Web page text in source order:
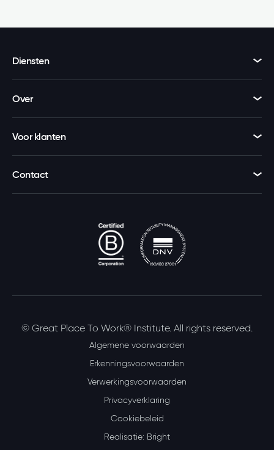
Diensten
Over
Voor klanten
Contact
© Great Place To Work® Institute. All rights reserved.
Algemene voorwaarden
Erkenningsvoorwaarden
Verwerkingsvoorwaarden
Privacyverklaring
Cookiebeleid
Realisatie: Bright